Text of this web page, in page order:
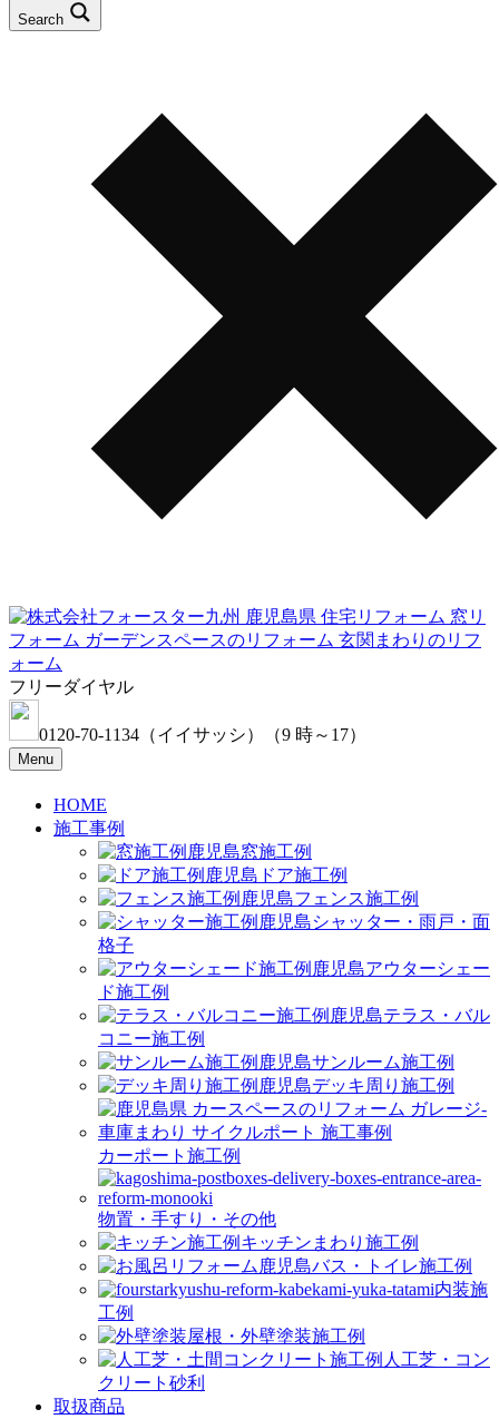
Search
フリーダイヤル
0120-70-1134 （イイサッシ） （9 時～17）
Menu
HOME
施工事例
窓施工例
ドア施工例
フェンス施工例
シャッター・雨戸・面
格子
アウターシェー
ド施工例
テラス・バル
コニー施工例
サンルーム施工例
デッキ周り施工例
カーポート施工例
物置・手すり・その他
キッチンまわり施工例
バス・トイレ施工例
内装施
工例
屋根・外壁塗装施工例
人工芝・コン
クリート砂利
取扱商品